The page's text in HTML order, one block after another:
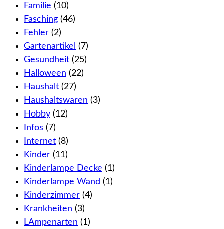
Familie (10)
Fasching (46)
Fehler (2)
Gartenartikel (7)
Gesundheit (25)
Halloween (22)
Haushalt (27)
Haushaltswaren (3)
Hobby (12)
Infos (7)
Internet (8)
Kinder (11)
Kinderlampe Decke (1)
Kinderlampe Wand (1)
Kinderzimmer (4)
Krankheiten (3)
LAmpenarten (1)